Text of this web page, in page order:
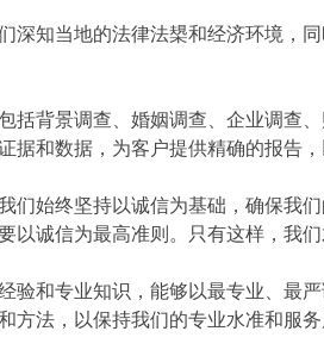
深知当地的法律法槼和经济环境，
括背景调查、婚姻调查、企业调查
据和数据，为客户提供精确的报告，
们始终坚持以诚信为基础，确保我
以诚信为最高准则。只有这样，我
验和专业知识，能够以最专业、最
方法，以保持我们的专业水准和服务